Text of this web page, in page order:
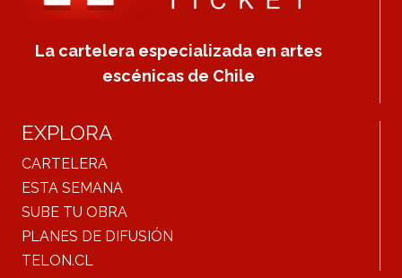
La cartelera especializada en artes
escénicas de Chile
EXPLORA
CARTELERA
ESTA SEMANA
SUBE TU OBRA
PLANES DE DIFUSIÓN
TELON.CL